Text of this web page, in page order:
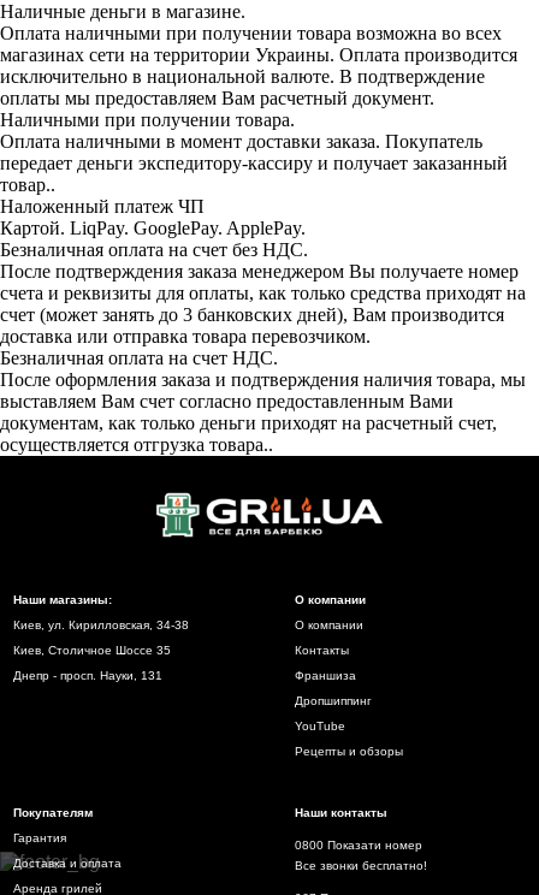
Наличные деньги в магазине.
Оплата наличными при получении товара возможна во всех
магазинах сети на территории Украины. Оплата производится
исключительно в национальной валюте. В подтверждение
оплаты мы предоставляем Вам расчетный документ.
Наличными при получении товара.
Оплата наличными в момент доставки заказа. Покупатель
передает деньги экспедитору-кассиру и получает заказанный
товар..
Наложенный платеж ЧП
Картой. LiqPay. GooglePay. ApplePay.
Безналичная оплата на счет без НДС.
После подтверждения заказа менеджером Вы получаете номер
счета и реквизиты для оплаты, как только средства приходят на
счет (может занять до 3 банковских дней), Вам производится
доставка или отправка товара перевозчиком.
Безналичная оплата на счет НДС.
После оформления заказа и подтверждения наличия товара, мы
выставляем Вам счет согласно предоставленным Вами
документам, как только деньги приходят на расчетный счет,
осуществляется отгрузка товара..
Наши магазины:
Киев, ул. Кирилловская, 34-38
Киев, Столичное Шоссе 35
Днепр - просп. Науки, 131
О компании
О компании
Контакты
Франшиза
Дропшиппинг
YouTube
Рецепты и обзоры
Покупателям
Гарантия
Доставка и оплата
Аренда грилей
Наши контакты
0800 Показати номер
Все звонки бесплатно!